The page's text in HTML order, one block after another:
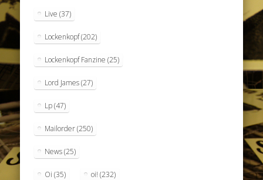
Live (37)
Lockenkopf(202)
Lockenkopf Fanzine (25)
Lord James(27)
Lp(47)
Mailorder(250)
News(25)
Oi (35) oi! (232)